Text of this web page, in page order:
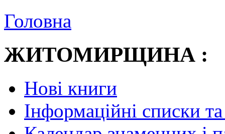
Головна
ЖИТОМИРЩИНА :
Нові книги
Інформаційні списки